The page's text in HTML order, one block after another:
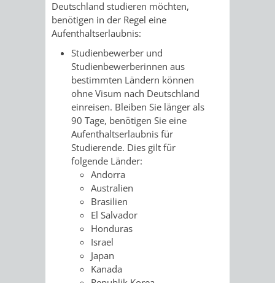
HILFE
MENSCHEN
MIT
BEHINDERUNG
MENSCHEN
MIT
DEMENZ
MIGRANTEN
FLÜCHTLINGE
BAUHERREN
BAUHERRENBERATUNG
GRUNDSTÜCKSWERTERMITTLUNG
DENKMALSCHUTZ
AUFGABEN
DER
UNTEREN
STEUERVORTEILE
SATZUNGEN
IM
VERKAUF
STÄDTISCHER
TAGESORDNUNG
SITZUNGSUNTERLAGEN
UMLEGUNGSAUSSCHUSS
BERATENDE
AUSSCHÜSSE
Deutschland studieren möchten,
benötigen in der Regel eine
Aufenthaltserlaubnis:
Studienbewerber und
Studienbewerberinnen aus
bestimmten Ländern können
ohne Visum nach Deutschland
einreisen. Bleiben Sie länger als
90 Tage, benötigen Sie eine
Aufenthaltserlaubnis für
Studierende. Dies gilt für
folgende Länder:
Andorra
Australien
Brasilien
El Salvador
Honduras
Israel
Japan
Kanada